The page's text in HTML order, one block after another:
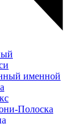
именной
Полоска